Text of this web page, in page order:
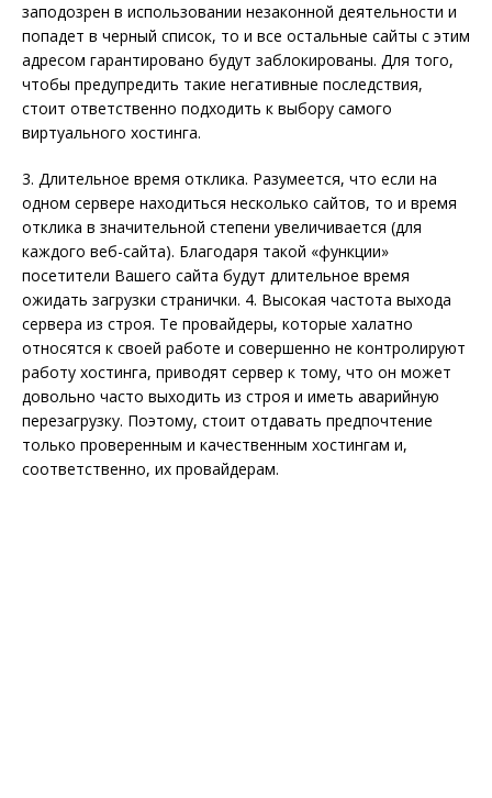
заподозрен в использовании незаконной деятельности и
попадет в черный список, то и все остальные сайты с этим
адресом гарантировано будут заблокированы. Для того,
чтобы предупредить такие негативные последствия,
стоит ответственно подходить к выбору самого
виртуального хостинга.
3. Длительное время отклика. Разумеется, что если на
одном сервере находиться несколько сайтов, то и время
отклика в значительной степени увеличивается (для
каждого веб-сайта). Благодаря такой «функции»
посетители Вашего сайта будут длительное время
ожидать загрузки странички. 4. Высокая частота выхода
сервера из строя. Те провайдеры, которые халатно
относятся к своей работе и совершенно не контролируют
работу хостинга, приводят сервер к тому, что он может
довольно часто выходить из строя и иметь аварийную
перезагрузку. Поэтому, стоит отдавать предпочтение
только проверенным и качественным хостингам и,
соответственно, их провайдерам.